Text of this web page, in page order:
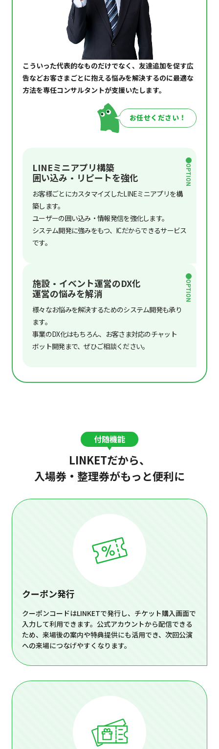
こういった代表的なものだけでなく、友達追加を促す広
告などお客さまごとに抱える悩みを解決するのに最適な
方法を専任コンサルタントが支援いたします。
お任せください！
LINEミニアプリ構築
囲い込み・リピートを強化
お客様ごとにカスタマイズしたLINEミニアプリを構
築します。
ユーザーの囲い込み・情報発信を強化します。
システム開発に強みをもつ、ICだからできるサービス
です。
OPTION
施設・イベント運営のDX化
運営の悩みを解消
様々なお悩みを解決するためのシステム開発も承り
ます。
事業のDX化はもちろん、お客さま対応のチャット
ボット開発まで、ぜひご相談ください。
OPTION
付随機能
LINKETだから、
入場券・整理券がもっと便利に
クーポン発行
クーポンコードはLINKETで発行し、チケット購入画面で
入力して利用できます。公式アカウントから配信できる
ため、来場後の案内や特典提供にも活用でき、次回公演
への来場につなげやすくなります。